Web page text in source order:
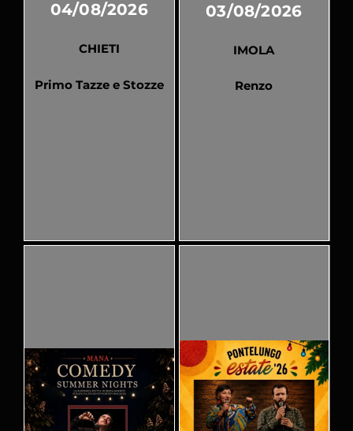
04/08/2026
CHIETI
Primo Tazze e Stozze
03/08/2026
IMOLA
Renzo